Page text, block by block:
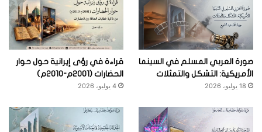
صورة العربي المسلم في السينما
الأمريكية: التشكل والتمثلات
18 يوليو، 2026
قراءة في رؤى إيرانية حول حوار
الحضارات (2001م-2010م)
4 يوليو، 2026